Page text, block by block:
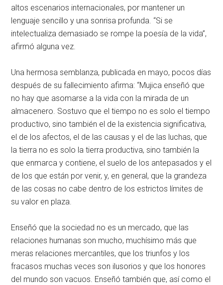
altos escenarios internacionales, por mantener un
lenguaje sencillo y una sonrisa profunda. “Si se
intelectualiza demasiado se rompe la poesía de la vida”,
afirmó alguna vez.
Una hermosa semblanza, publicada en mayo, pocos días
después de su fallecimiento afirma: “Mujica enseñó que
no hay que asomarse a la vida con la mirada de un
almacenero. Sostuvo que el tiempo no es solo el tiempo
productivo, sino también el de la existencia significativa,
el de los afectos, el de las causas y el de las luchas, que
la tierra no es solo la tierra productiva, sino también la
que enmarca y contiene, el suelo de los antepasados y el
de los que están por venir, y, en general, que la grandeza
de las cosas no cabe dentro de los estrictos límites de
su valor en plaza.
Enseñó que la sociedad no es un mercado, que las
relaciones humanas son mucho, muchísimo más que
meras relaciones mercantiles, que los triunfos y los
fracasos muchas veces son ilusorios y que los honores
del mundo son vacuos. Enseñó también que, así como el